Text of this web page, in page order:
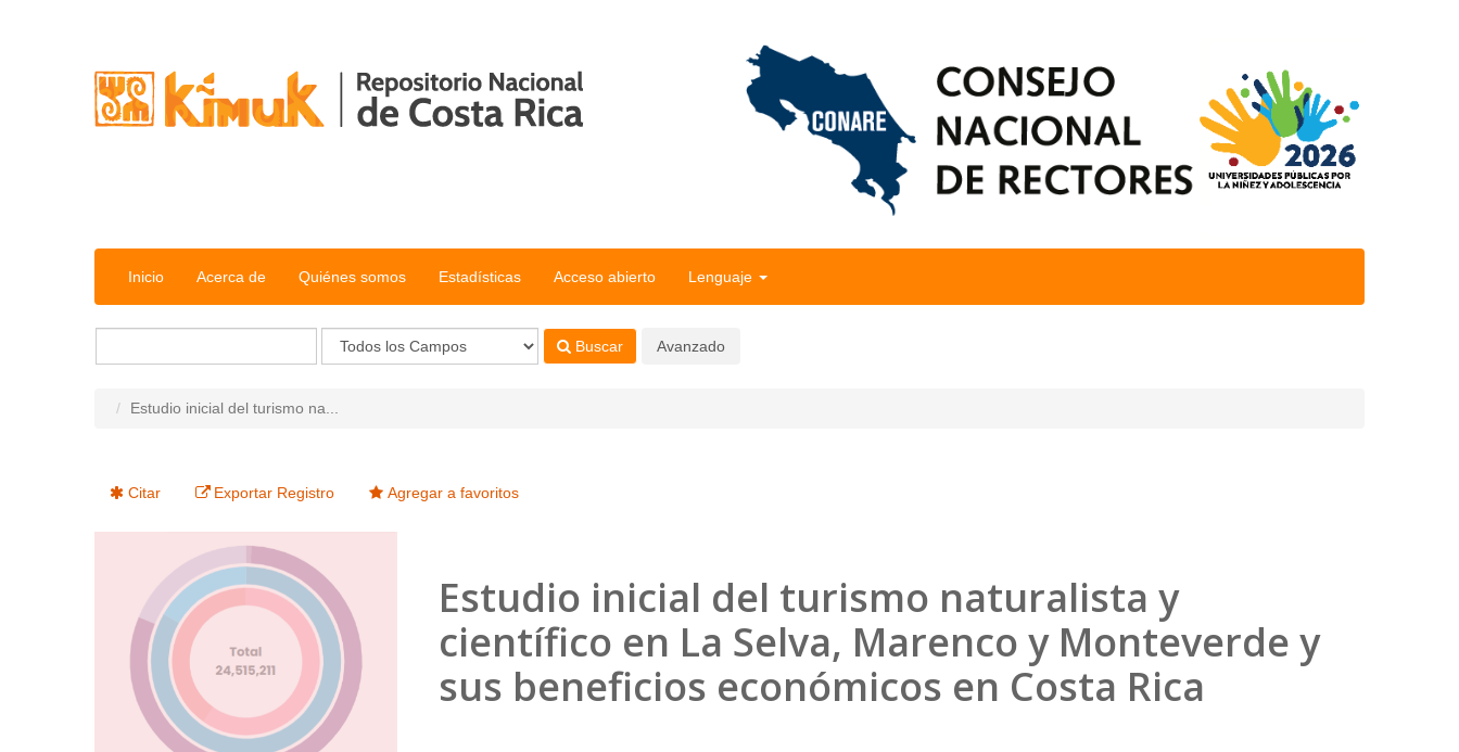
Inicio Acerca de Quiénes somos Estadísticas Acceso abierto Lenguaje
Buscar Avanzado
Estudio inicial del turismo na...
Citar Exportar Registro Agregar a favoritos
Estudio inicial del turismo naturalista y
científico en La Selva, Marenco y Monteverde y
sus beneficios económicos en Costa Rica